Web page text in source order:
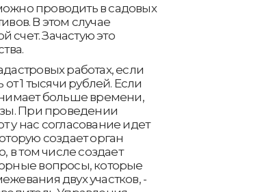
проводить в садовых
В этом случае
счет. Зачастую это
работах, если
1 тысячи рублей. Если
больше времени,
При проведении
у нас согласование идет
создает орган
в том числе создает
вопросы, которые
двух участков, -